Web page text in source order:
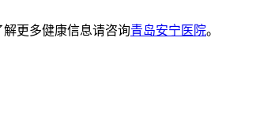
更多健康信息请咨询青岛安宁医院。